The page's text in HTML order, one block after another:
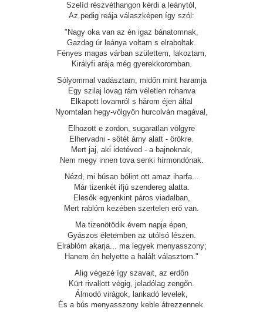
Szelíd részvéthangon kérdi a leánytól,
Az pedig reája válaszképen így szól:
"Nagy oka van az én igaz bánatomnak,
Gazdag úr leánya voltam s elraboltak.
Fényes magas várban születtem, lakoztam,
Királyfi arája még gyerekkoromban.
Sólyommal vadásztam, midőn mint haramja
Egy szilaj lovag rám véletlen rohanva
Elkapott lovamról s három éjen által
Nyomtalan hegy-völgyön hurcolván magával,
Elhozott e zordon, sugaratlan völgyre
Elhervadni - sötét árny alatt - örökre.
Mert jaj, aki idetéved - a bajnoknak,
Nem megy innen tova senki hírmondónak.
Nézd, mi búsan bólint ott amaz iharfa...
Már tizenkét ifjú szendereg alatta.
Elesők egyenkint páros viadalban,
Mert rablóm kezében szertelen erő van.
Ma tizenötödik évem napja épen,
Gyászos életemben az utólsó lészen.
Elrablóm akarja... ma legyek menyasszony;
Hanem én helyette a halált választom."
Alig végezé így szavait, az erdőn
Kürt rivallott végig, jeladólag zengőn.
Álmodó virágok, lankadó levelek,
És a bús menyasszony keble átrezzennek.